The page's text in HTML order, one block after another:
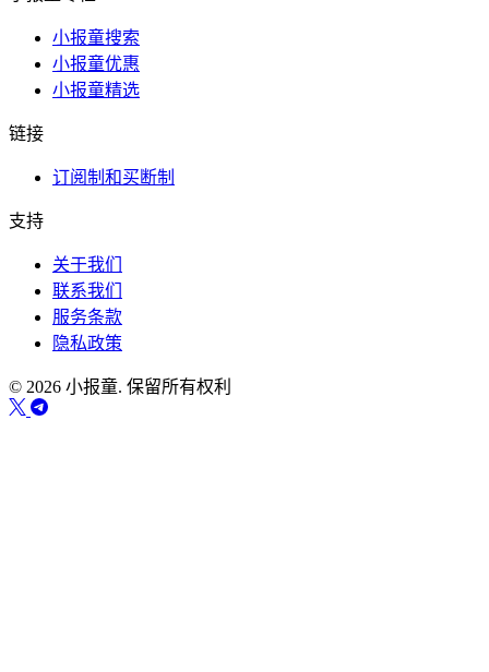
小报童搜索
小报童优惠
小报童精选
链接
订阅制和买断制
支持
关于我们
联系我们
服务条款
隐私政策
© 2026 小报童. 保留所有权利